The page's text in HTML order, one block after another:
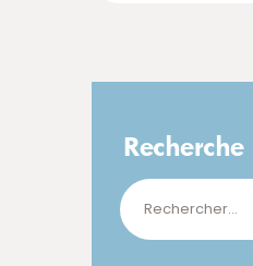
Recherche
Rechercher :